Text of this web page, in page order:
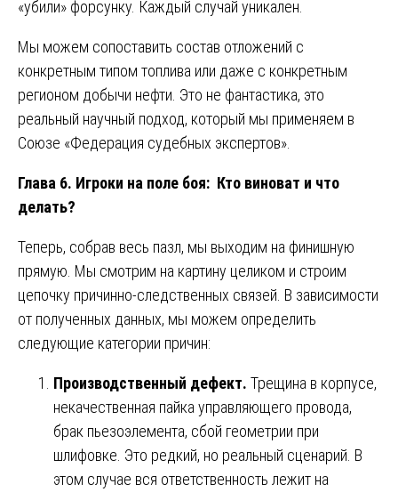
«убили» форсунку. Каждый случай уникален.
Мы можем сопоставить состав отложений с
конкретным типом топлива или даже с конкретным
регионом добычи нефти. Это не фантастика, это
реальный научный подход, который мы применяем в
Союзе «Федерация судебных экспертов».
Глава 6. Игроки на поле боя: Кто виноват и что
делать?
Теперь, собрав весь пазл, мы выходим на финишную
прямую. Мы смотрим на картину целиком и строим
цепочку причинно-следственных связей. В зависимости
от полученных данных, мы можем определить
следующие категории причин:
Производственный дефект. Трещина в корпусе,
некачественная пайка управляющего провода,
брак пьезоэлемента, сбой геометрии при
шлифовке. Это редкий, но реальный сценарий. В
этом случае вся ответственность лежит на